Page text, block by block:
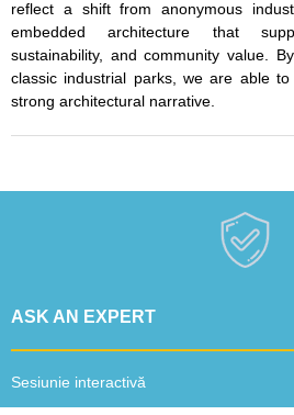
reflect a shift from anonymous
embedded architecture that
sustainability, and community value.
classic industrial parks, we are able
strong architectural narrative.
ASK AN EXPERT
Sesiunie interactivă